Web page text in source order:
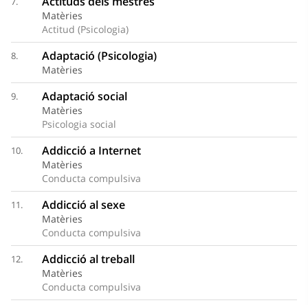
Matèries
Actitud (Psicologia)
8. Adaptació (Psicologia)
Matèries
9. Adaptació social
Matèries
Psicologia social
10. Addicció a Internet
Matèries
Conducta compulsiva
11. Addicció al sexe
Matèries
Conducta compulsiva
12. Addicció al treball
Matèries
Conducta compulsiva